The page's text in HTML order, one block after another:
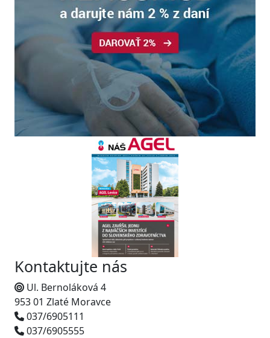
Kontaktujte nás
Ul. Bernoláková 4
953 01 Zlaté Moravce
037/6905111
037/6905555